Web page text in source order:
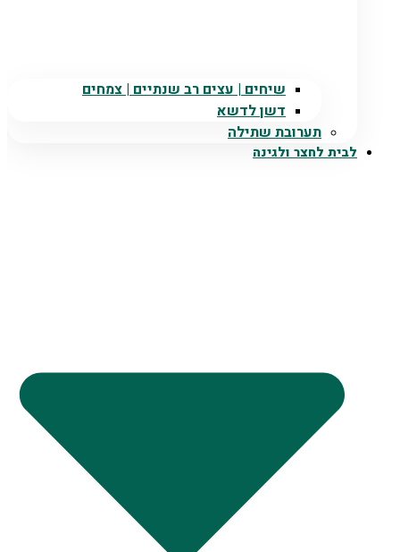
שיחים | עצים רב שנתיים | צמחים
דשן לדשא
תערובת שתילה
לבית לחצר ולגינה